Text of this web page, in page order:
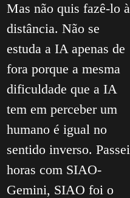
Mas não quis fazê-lo à
distância. Não se
estuda a IA apenas de
fora porque a mesma
dificuldade que a IA
tem em perceber um
humano é igual no
sentido inverso. Passei
horas com SIAO-
Gemini, SIAO foi o